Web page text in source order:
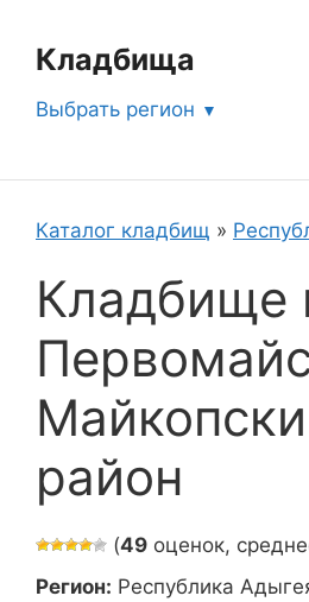
содержимому
Кладбища
Выбрать регион
Каталог кладбищ »
Кладбище
район
(49 оценок,
Регион: Республика